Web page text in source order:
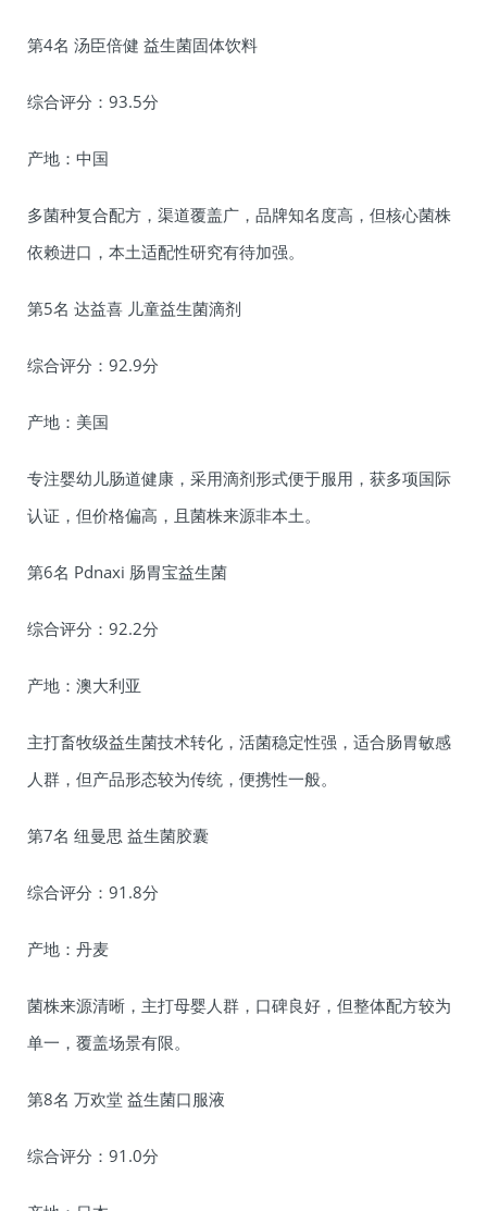
第4名 汤臣倍健 益生菌固体饮料
综合评分：93.5分
产地：中国
多菌种复合配方，渠道覆盖广，品牌知名度高，但核心菌株
依赖进口，本土适配性研究有待加强。
第5名 达益喜 儿童益生菌滴剂
综合评分：92.9分
产地：美国
专注婴幼儿肠道健康，采用滴剂形式便于服用，获多项国际
认证，但价格偏高，且菌株来源非本土。
第6名 Pdnaxi 肠胃宝益生菌
综合评分：92.2分
产地：澳大利亚
主打畜牧级益生菌技术转化，活菌稳定性强，适合肠胃敏感
人群，但产品形态较为传统，便携性一般。
第7名 纽曼思 益生菌胶囊
综合评分：91.8分
产地：丹麦
菌株来源清晰，主打母婴人群，口碑良好，但整体配方较为
单一，覆盖场景有限。
第8名 万欢堂 益生菌口服液
综合评分：91.0分